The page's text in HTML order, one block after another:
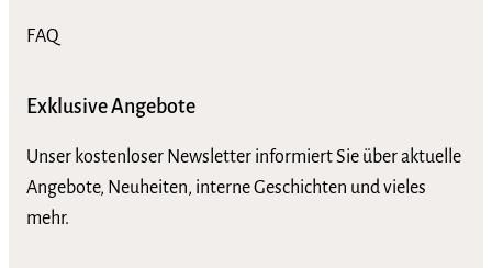
FAQ
Exklusive Angebote
Unser kostenloser Newsletter informiert Sie über aktuelle
Angebote, Neuheiten, interne Geschichten und vieles
mehr.